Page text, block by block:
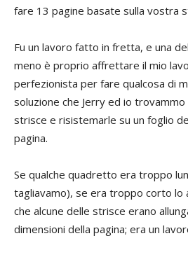
fare 13 pagine basate sulla vostra
Fu un lavoro fatto in fretta, e una
meno è proprio affrettare il mio
perfezionista per fare qualcosa di
soluzione che Jerry ed io
strisce e risistemarle su un foglio
pagina.
Se qualche quadretto era troppo
tagliavamo), se era troppo corto lo
che alcune delle strisce erano
dimensioni della pagina; era un